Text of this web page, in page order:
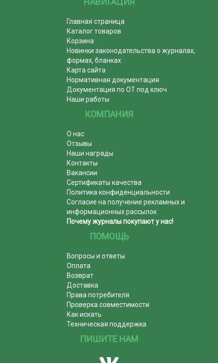
Главная страница
Каталог товаров
Корзина
Новинки законодательства о журналах,
формах, бланках
Карта сайта
Нормативная документация
Документация по ОТ под ключ
Наши работы
КОМПАНИЯ
О нас
Отзывы
Наши награды
Контакты
Вакансии
Сертификаты качества
Политика конфиденциальности
Согласие на получение рекламных и
информационных рассылок
Почему журналы покупают у нас!
ПОМОЩЬ
Вопросы и ответы
Оплата
Возврат
Доставка
Права потребителя
Проверка совместимости
Как искать
Техническая поддержка
ПИШИТЕ НАМ